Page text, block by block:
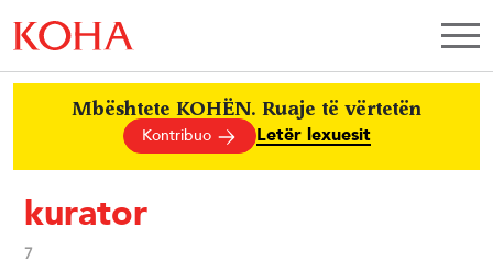
Mbështete KOHËN. Ruaje të vërtetën
Kontribuo Letër lexuesit
kurator
7